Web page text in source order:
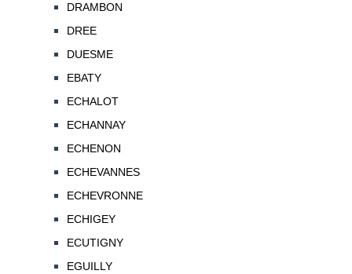
DRAMBON
DREE
DUESME
EBATY
ECHALOT
ECHANNAY
ECHENON
ECHEVANNES
ECHEVRONNE
ECHIGEY
ECUTIGNY
EGUILLY